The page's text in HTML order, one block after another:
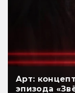
Арт:
эпизода